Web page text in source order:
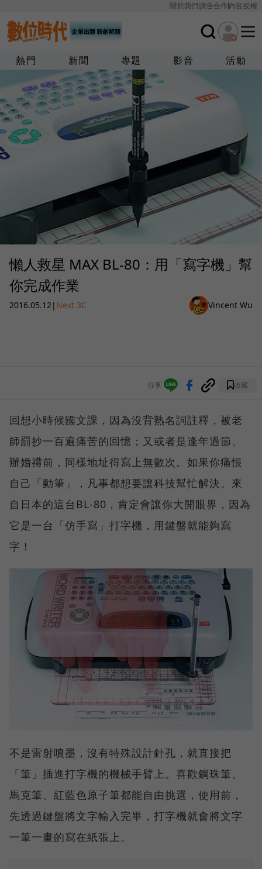
關於我們廣告合作內容授權
熱門 新聞 專題 影音 活動
懶人救星 MAX BL-80：用「寫字機」幫
你完成作業
2016.05.12| Next 3C Vincent Wu
分享 收藏
回想小時候國文課，因為沒背熟名詞註釋，被老
師罰抄一百遍痛苦的回憶；又或者是逢年過節、
辦婚禮前，同樣地址得寫上無數次。如果你痛恨
自己「動筆」，凡事都想要讓科技幫忙解決。來
自日本的這台BL-80，肯定會讓你大開眼界，因為
它是一台「仿手寫」打字機，用鍵盤就能夠寫
字！
不是雷射噴墨，沒有特殊設計針孔，就直接把
「筆」插進打字機的機械手臂上。喜歡鋼珠筆、
馬克筆、紅藍色原子筆都能自由挑選，使用前，
先透過鍵盤將文字輸入完畢，打字機就會將文字
一筆一畫的寫在紙張上。